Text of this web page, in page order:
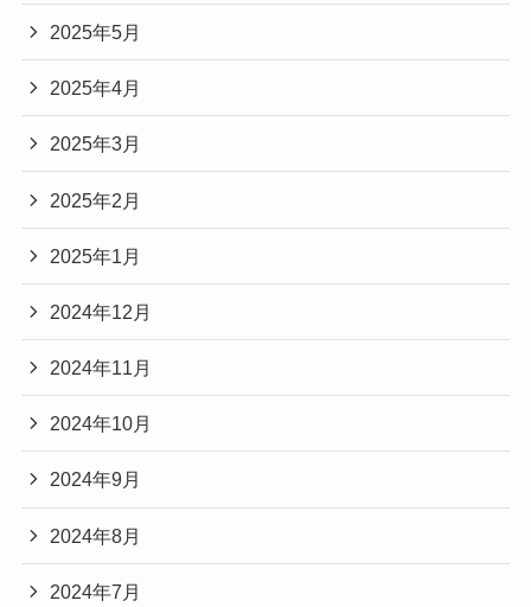
2025年5月
2025年4月
2025年3月
2025年2月
2025年1月
2024年12月
2024年11月
2024年10月
2024年9月
2024年8月
2024年7月